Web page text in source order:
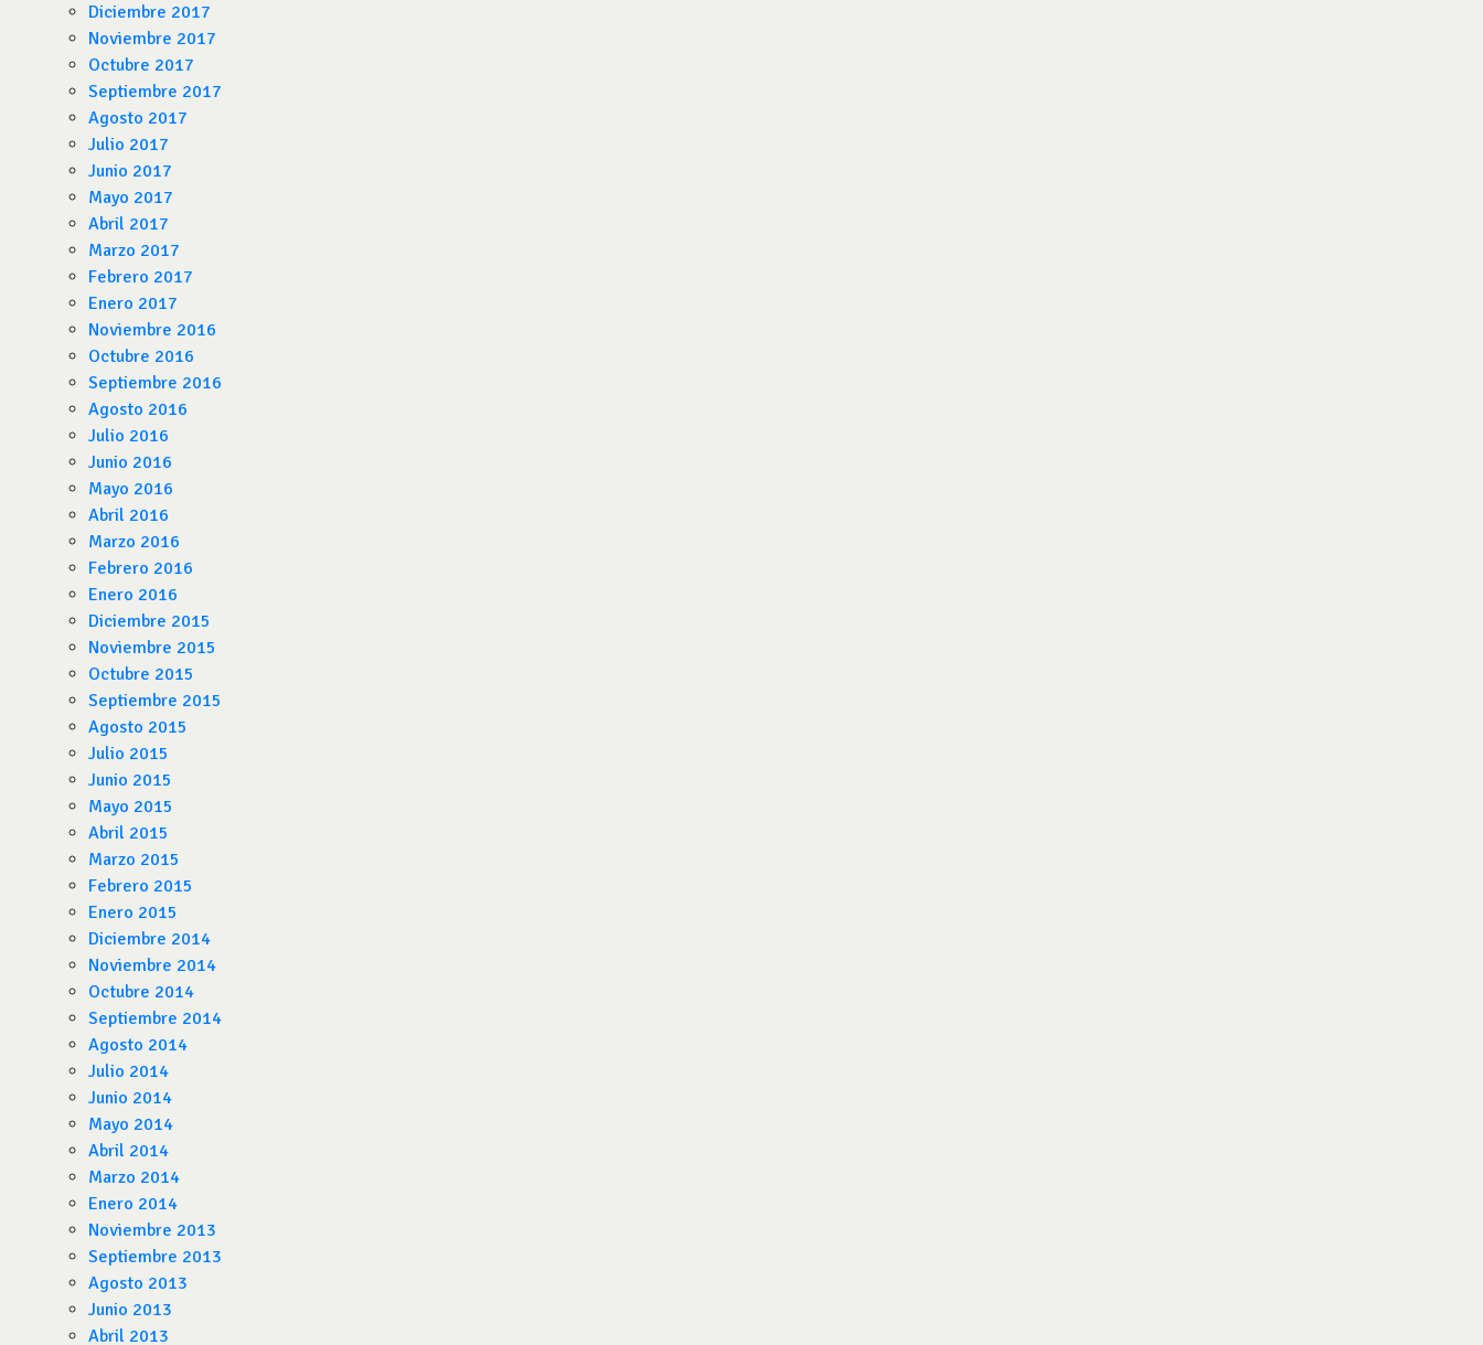
Diciembre 2017
Noviembre 2017
Octubre 2017
Septiembre 2017
Agosto 2017
Julio 2017
Junio 2017
Mayo 2017
Abril 2017
Marzo 2017
Febrero 2017
Enero 2017
Noviembre 2016
Octubre 2016
Septiembre 2016
Agosto 2016
Julio 2016
Junio 2016
Mayo 2016
Abril 2016
Marzo 2016
Febrero 2016
Enero 2016
Diciembre 2015
Noviembre 2015
Octubre 2015
Septiembre 2015
Agosto 2015
Julio 2015
Junio 2015
Mayo 2015
Abril 2015
Marzo 2015
Febrero 2015
Enero 2015
Diciembre 2014
Noviembre 2014
Octubre 2014
Septiembre 2014
Agosto 2014
Julio 2014
Junio 2014
Mayo 2014
Abril 2014
Marzo 2014
Enero 2014
Noviembre 2013
Septiembre 2013
Agosto 2013
Junio 2013
Abril 2013